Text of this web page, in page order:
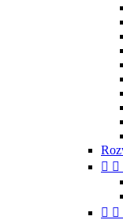
 
 